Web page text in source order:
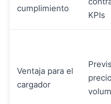
cumplimiento
KPIs
Ventaja para el
cargador